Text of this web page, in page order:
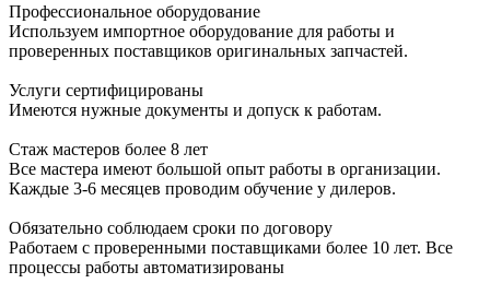
Профессиональное оборудование
Используем импортное оборудование для работы и
проверенных поставщиков оригинальных запчастей.
Услуги сертифицированы
Имеются нужные документы и допуск к работам.
Стаж мастеров более 8 лет
Все мастера имеют большой опыт работы в организации.
Каждые 3-6 месяцев проводим обучение у дилеров.
Обязательно соблюдаем сроки по договору
Работаем с проверенными поставщиками более 10 лет. Все
процессы работы автоматизированы